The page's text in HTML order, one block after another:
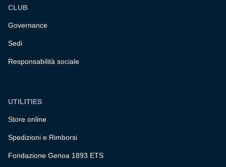
CLUB
Governance
Sedi
Responsabilità sociale
UTILITIES
Store online
Spedizioni e Rimborsi
Fondazione Genoa 1893 ETS